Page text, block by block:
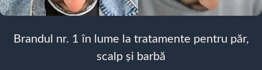
Brandul nr. 1 în lume la tratamente pentru păr,
scalp și barbă